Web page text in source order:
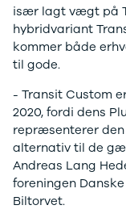
Sandero
Modeller
Anmeldelser
Privatleasing
Duster
Modeller
Anmeldelser
Privatleasing
Tilbud
Jogger
Modeller
især lagt vægt på
hybridvariant
kommer både
til gode.
- Transit Custom
2020, fordi dens
repræsenterer
alternativ til de
Andreas Lang
foreningen
Biltorvet.